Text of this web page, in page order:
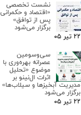
نشست تخصصی
«اقتصاد و حکمرانی
پس از توافق»
برگزار می‌شود
۲۲ تیر ۰۵
سی‌وسومین
عصرانه بهره‌وری با
موضوع «تحلیل
اثرات ال‌نینو بر
مدیریت آبخیزها و سیلاب‌ها»
برگزار می‌شود
۲۲ تیر ۰۵